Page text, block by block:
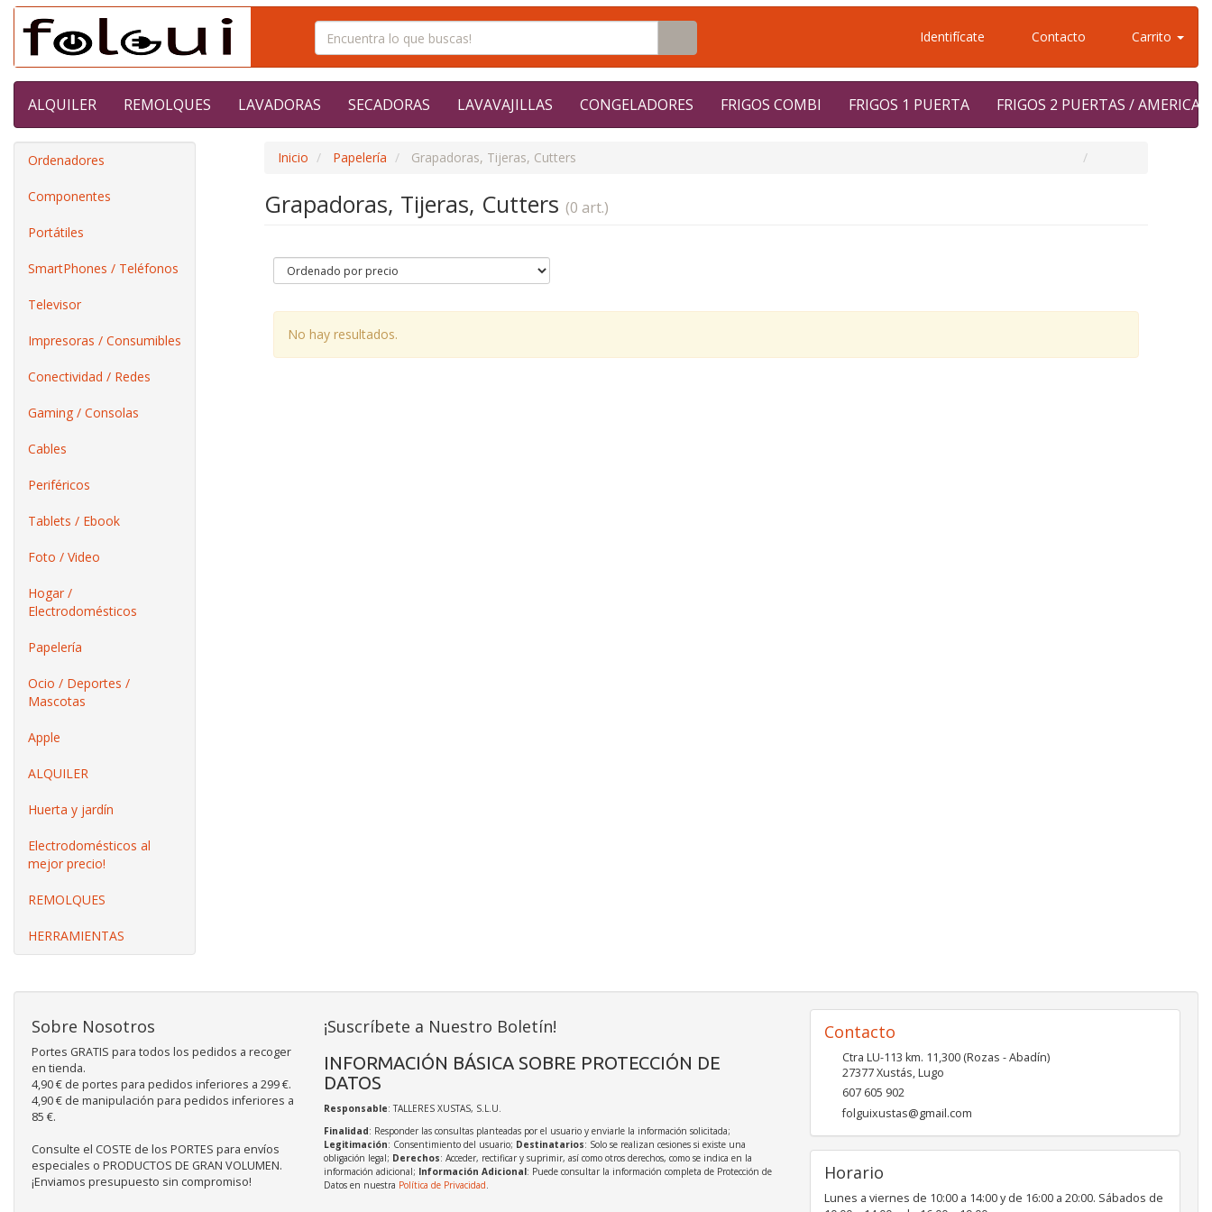
Identifícate Contacto Carrito
ALQUILER REMOLQUES LAVADORAS SECADORAS LAVAVAJILLAS CONGELADORES FRIGOS COMBI FRIGOS 1 PUERTA FRIGOS 2 PUERTAS /
Ordenadores
Componentes
Portátiles
SmartPhones / Teléfonos
Televisor
Impresoras / Consumibles
Conectividad / Redes
Gaming / Consolas
Cables
Periféricos
Tablets / Ebook
Foto / Video
Hogar /
Electrodomésticos
Papelería
Ocio / Deportes /
Mascotas
Apple
ALQUILER
Huerta y jardín
Electrodomésticos al
mejor precio!
REMOLQUES
HERRAMIENTAS
Inicio Papelería Grapadoras, Tijeras, Cutters
Grapadoras, Tijeras, Cutters (0 art.)
No hay resultados.
Sobre Nosotros
Portes GRATIS para todos los pedidos a recoger
en tienda.
4,90 € de portes para pedidos inferiores a 299 €.
4,90 € de manipulación para pedidos inferiores a
85 €.
Consulte el COSTE de los PORTES para envíos
especiales o PRODUCTOS DE GRAN VOLUMEN.
¡Enviamos presupuesto sin compromiso!
¡Suscríbete a Nuestro Boletín!
INFORMACIÓN BÁSICA SOBRE PROTECCIÓN DE
DATOS
Responsable: TALLERES XUSTAS, S.L.U.
Finalidad: Responder las consultas planteadas por el usuario y enviarle la información solicitada;
Legitimación: Consentimiento del usuario; Destinatarios: Solo se realizan cesiones si existe una
obligación legal; Derechos: Acceder, rectificar y suprimir, así como otros derechos, como se indica en la
información adicional; Información Adicional: Puede consultar la información completa de Protección de
Datos en nuestra Política de Privacidad.
Contacto
Ctra LU-113 km. 11,300 (Rozas - Abadín)
27377Xustás,Lugo
607 605 902
folguixustas@gmail.com
Horario
Lunes a viernes de 10:00 a 14:00 y de 16:00 a 20:00. Sábados de